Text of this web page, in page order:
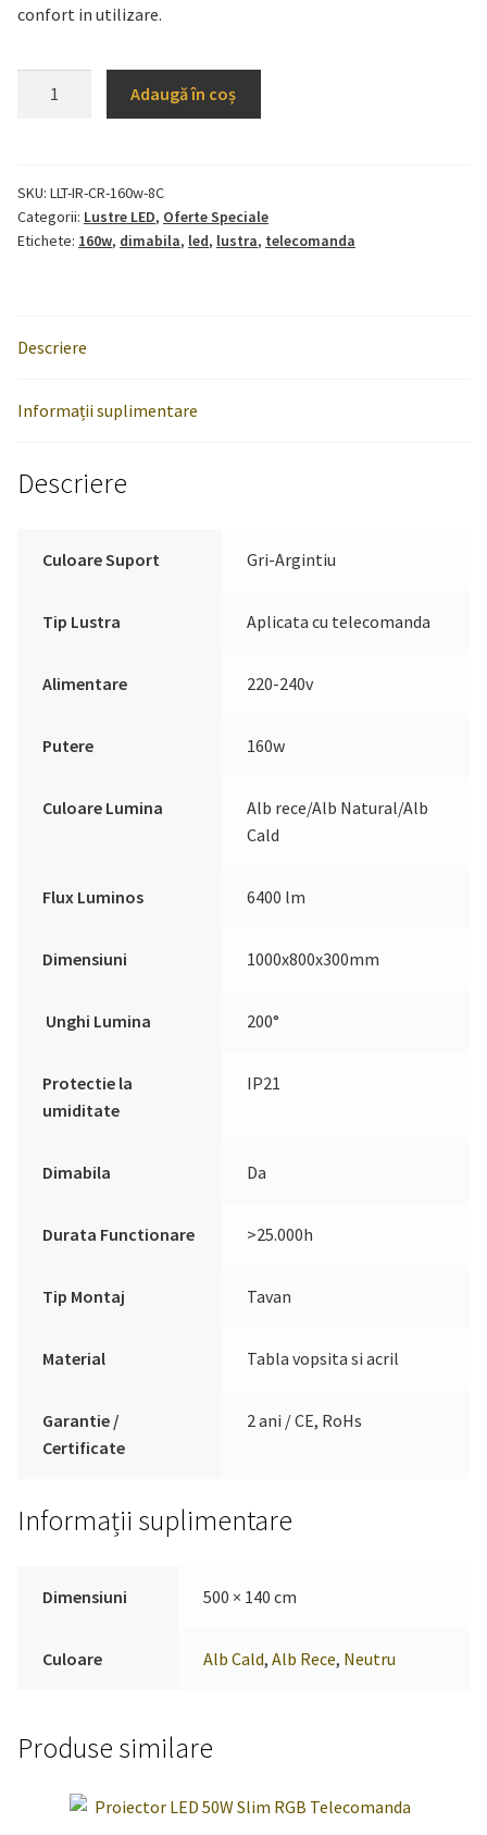
confort in utilizare.
Telecomanda
si
Intensitate
160w
Adaugă în coș
SKU: LLT-IR-CR-160w-8C
Categorii: Lustre LED, Oferte Speciale
Etichete: 160w, dimabila, led, lustra, telecomanda
Descriere
Informații suplimentare
Descriere
Culoare Suport Gri-Argintiu
Tip Lustra Aplicata cu telecomanda
Alimentare 220-240v
Putere 160w
Culoare Lumina
Alb rece/Alb Natural/Alb
Cald
Flux Luminos 6400 lm
Dimensiuni 1000x800x300mm
Unghi Lumina 200°
Protectie la
umiditate
IP21
Dimabila Da
Durata Functionare >25.000h
Tip Montaj Tavan
Material Tabla vopsita si acril
Garantie /
Certificate
2 ani / CE, RoHs
Informații suplimentare
Dimensiuni 500 × 140 cm
Culoare Alb Cald, Alb Rece, Neutru
Produse similare